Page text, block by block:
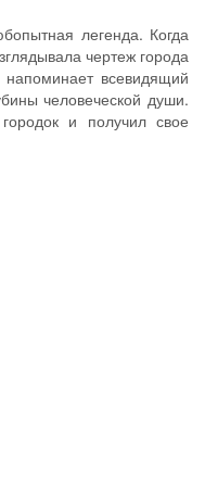
легенда. Когда
чертеж города
напоминает всевидящий
человеческой души.
и получил свое